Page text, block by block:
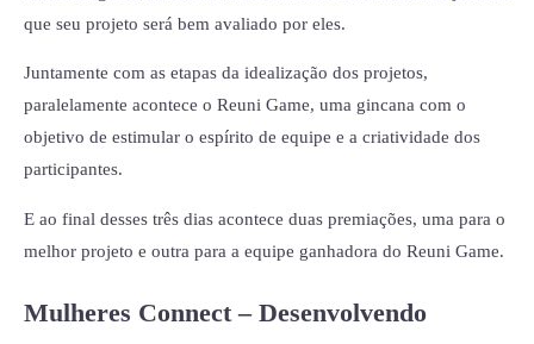
que seu projeto será bem avaliado por eles.
Juntamente com as etapas da idealização dos projetos,
paralelamente acontece o Reuni Game, uma gincana com o
objetivo de estimular o espírito de equipe e a criatividade dos
participantes.
E ao final desses três dias acontece duas premiações, uma para o
melhor projeto e outra para a equipe ganhadora do Reuni Game.
Mulheres Connect – Desenvolvendo